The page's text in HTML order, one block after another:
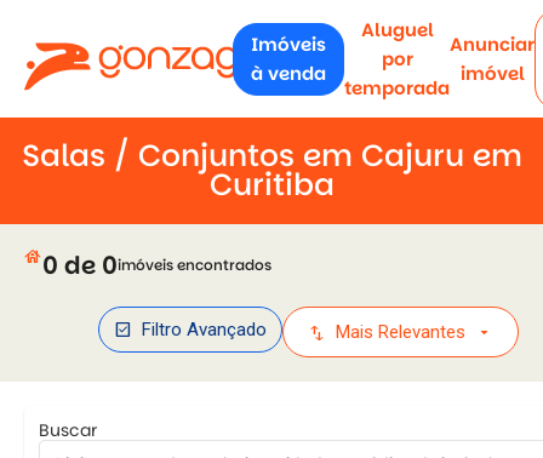
Imóveis
à venda
Aluguel
por
temporada
Anunciar
imóvel
Salas / Conjuntos em Cajuru em
Curitiba
house0 de 0imóveis encontrados
check_box Filtro Avançado swap_vert Mais Relevantes arrow_drop_down
Buscar